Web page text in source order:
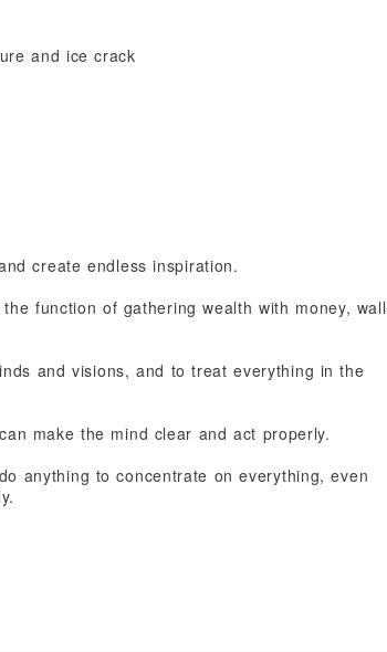
and ice crack
create endless inspiration.
function of gathering wealth with money,
and visions, and to treat everything in the
make the mind clear and act properly.
anything to concentrate on everything, even